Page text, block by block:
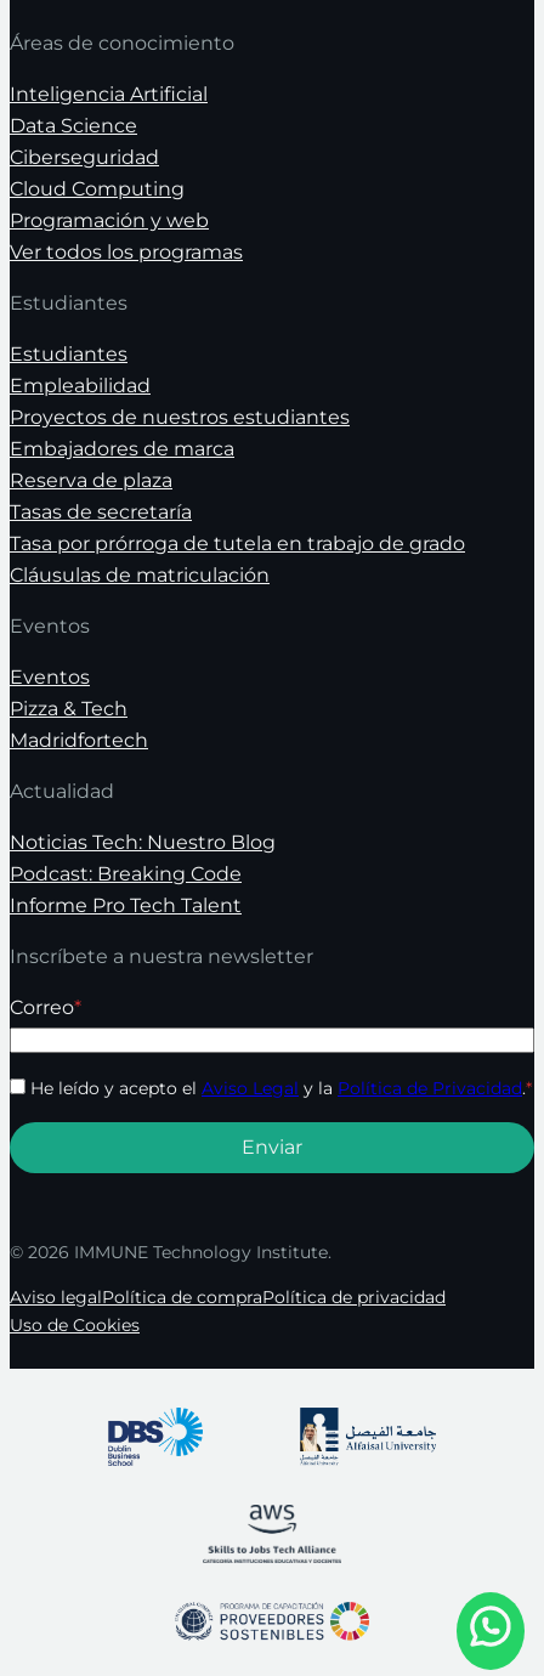
Áreas de conocimiento
Inteligencia Artificial
Data Science
Ciberseguridad
Cloud Computing
Programación y web
Ver todos los programas
Estudiantes
Estudiantes
Empleabilidad
Proyectos de nuestros estudiantes
Embajadores de marca
Reserva de plaza
Tasas de secretaría
Tasa por prórroga de tutela en trabajo de grado
Cláusulas de matriculación
Eventos
Eventos
Pizza & Tech
Madridfortech
Actualidad
Noticias Tech: Nuestro Blog
Podcast: Breaking Code
Informe Pro Tech Talent
Inscríbete a nuestra newsletter
Correo*
He leído y acepto el Aviso Legal y la Política de Privacidad.*
© 2026 IMMUNE Technology Institute.
Aviso legalPolítica de compraPolítica de privacidad
Uso de Cookies